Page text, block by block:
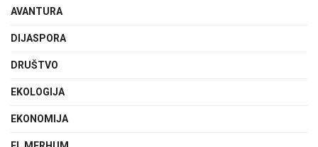
AVANTURA
DIJASPORA
DRUŠTVO
EKOLOGIJA
EKONOMIJA